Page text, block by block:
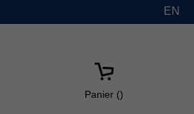
EN
Panier()